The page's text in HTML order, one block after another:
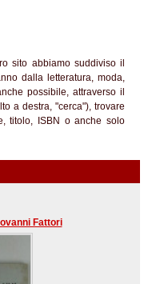
sito abbiamo suddiviso il
dalla letteratura, moda,
possibile, attraverso il
a destra, "cerca"), trovare
titolo, ISBN o anche solo
Fattori